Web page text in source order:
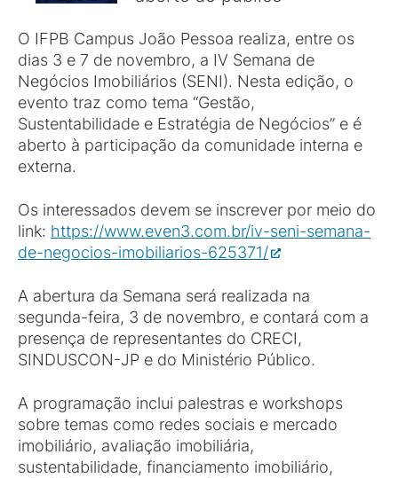
O IFPB Campus João Pessoa realiza, entre os
dias 3 e 7 de novembro, a IV Semana de
Negócios Imobiliários (SENI). Nesta edição, o
evento traz como tema “Gestão,
Sustentabilidade e Estratégia de Negócios” e é
aberto à participação da comunidade interna e
externa.
Os interessados devem se inscrever por meio do
link: https://www.even3.com.br/iv-seni-semana-
de-negocios-imobiliarios-625371/
A abertura da Semana será realizada na
segunda-feira, 3 de novembro, e contará com a
presença de representantes do CRECI,
SINDUSCON-JP e do Ministério Público.
A programação inclui palestras e workshops
sobre temas como redes sociais e mercado
imobiliário, avaliação imobiliária,
sustentabilidade, financiamento imobiliário,